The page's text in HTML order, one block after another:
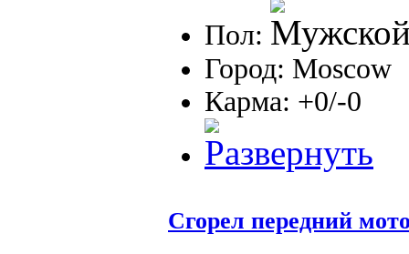
Пол:
Город: Moscow
Карма: +0/-0
Сгорел передний